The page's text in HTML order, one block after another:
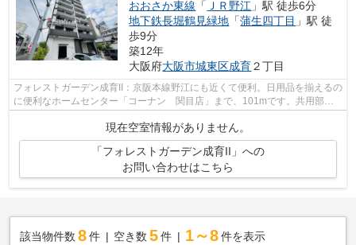
おおさか東線 「 ＪＲ野江 」駅 徒歩6分
地下鉄長堀鶴見緑地 「蒲生四丁目 」駅 徒
歩9分
築12年
大阪府大阪市城東区成育２丁目
フォレストガーデン成育II：京阪本線野江にも近くて便利。日用品を揃えるの
に便利なホームセンター「コーナン 関目店」まで、101mです。共用部に
現在空室情報がありません。
「フォレストガーデン成育II」への
お問い合わせはこちら
該当物件数 8件 空き数 5 件 1～8 件を表示